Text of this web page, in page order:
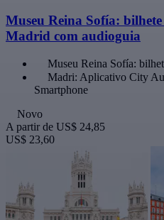
Museu Reina Sofía:
Madrid com audioguia
Museu Reina Sofía:
Madri: Aplicativo City
Smartphone
Novo
A partir de US$ 24,85
US$ 23,60